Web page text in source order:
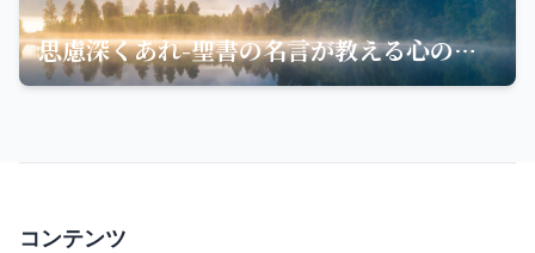
思慮深くあれ-聖書の名言が教える心の姿勢
コンテンツ